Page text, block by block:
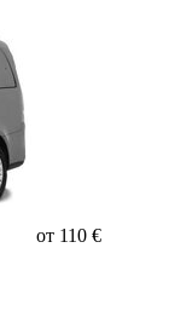
от 110 €